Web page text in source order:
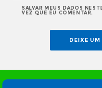
SALVAR MEUS DADOS
VEZ QUE EU COMENTAR.